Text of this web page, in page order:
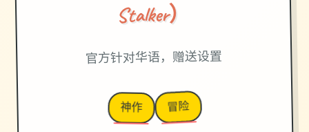
Stalker）
官方针对华语，赠送设置
神作 冒险